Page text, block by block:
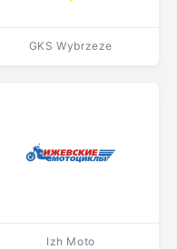
GKS Wybrzeze
Izh Moto